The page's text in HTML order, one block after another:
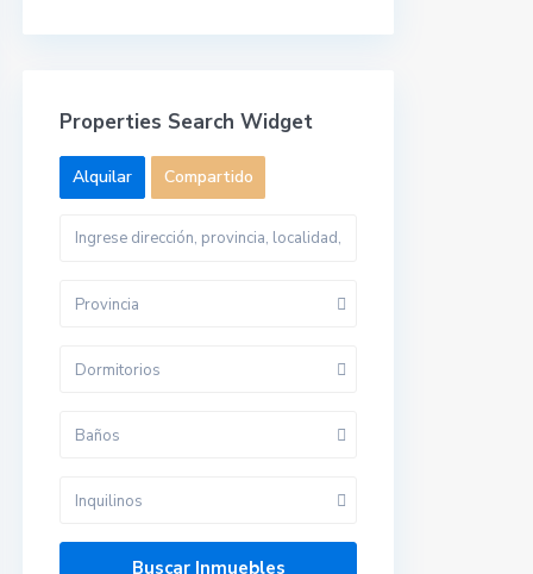
Properties Search Widget
Alquilar Compartido
Provincia
Dormitorios
Baños
Inquilinos